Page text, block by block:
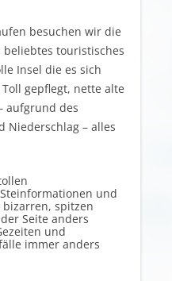
besuchen wir die
touristisches
Insel die es sich
gepflegt, nette alte
aufgrund des
Niederschlag – alles
und
spitzen
Seite anders
und
immer anders